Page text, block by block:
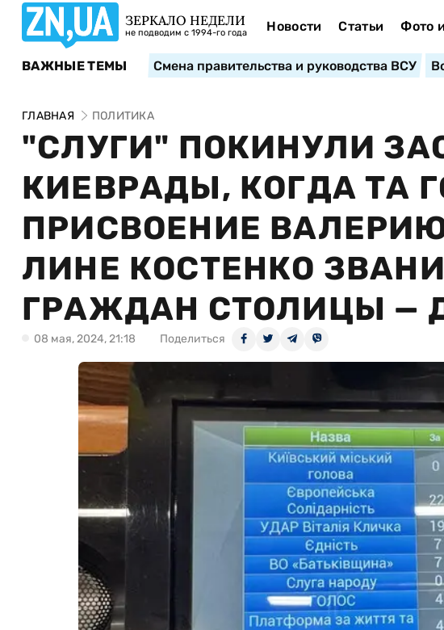
ЗЕРКАЛО НЕДЕЛИ
не подводим с 1994-го года Новости Статьи Фото
ВАЖНЫЕ ТЕМЫ Смена правительства и руководства ВСУ
ГЛАВНАЯ ПОЛИТИКА
"СЛУГИ" ПОКИНУЛИ
КИЕВРАДЫ, КОГДА ТА
ПРИСВОЕНИЕ
ЛИНЕ КОСТЕНКО
ГРАЖДАН СТОЛИЦЫ —
08 мая, 2024, 21:18 Поделиться